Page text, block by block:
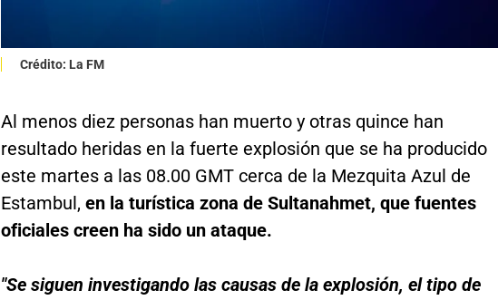
Crédito: La FM
Al menos diez personas han muerto y otras quince han
resultado heridas en la fuerte explosión que se ha producido
este martes a las 08.00 GMT cerca de la Mezquita Azul de
Estambul, en la turística zona de Sultanahmet, que fuentes
oficiales creen ha sido un ataque.
"Se siguen investigando las causas de la explosión, el tipo de